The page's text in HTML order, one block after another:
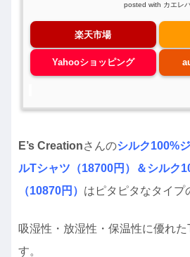
posted with カエレ
楽天市場
Yahooショッピング
E’s Creationさんのシルク100%
ルTシャツ（18700円）＆シルク
（10870円） はピタピタなタイプ
吸湿性・放湿性・保温性に優れ
す。